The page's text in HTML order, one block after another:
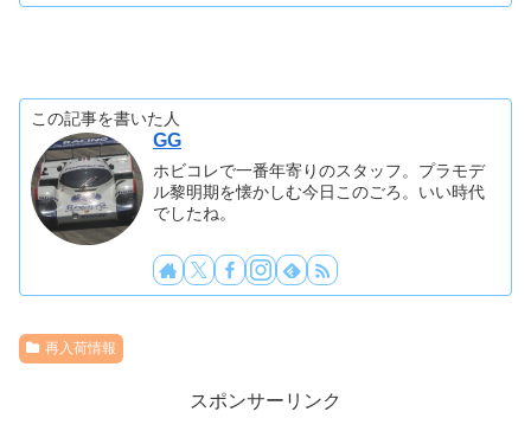
この記事を書いた人
GG
ホビコレで一番年寄りのスタッフ。プラモデ
ル黎明期を懐かしむ今日このごろ。いい時代
でしたね。
再入荷情報
スポンサーリンク